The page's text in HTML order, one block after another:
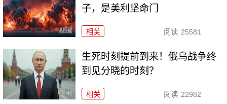
子，是美利坚命门
相关 阅读 25581
生死时刻提前到来！俄乌战争终
到见分晓的时刻？
相关 阅读 22982